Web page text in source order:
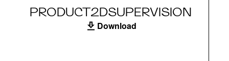
PRODUCT2DSUPERVISION
Download